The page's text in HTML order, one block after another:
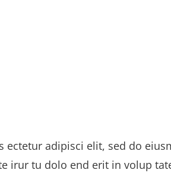
ectetur adipisci elit, sed do
irur tu dolo end erit in volup